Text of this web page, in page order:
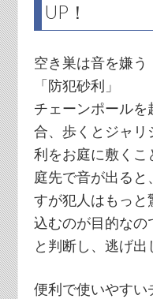
UP！
空き巣は音を嫌う
「防犯砂利」
チェーンポール
合、歩くとジャ
利をお庭に敷くこ
庭先で音が出ると
すが犯人はもっ
込むのが目的なの
と判断し、逃げ出
便利で使いやすい